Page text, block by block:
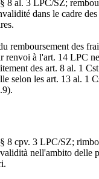
8 al. 3 LPC/SZ;
dans le cadre
remboursement des
renvoi à l'art. 14 LPC
des art. 8 al. 1
selon les art. 13 al. 1
8 cpv. 3 LPC/SZ;
nell'ambito delle